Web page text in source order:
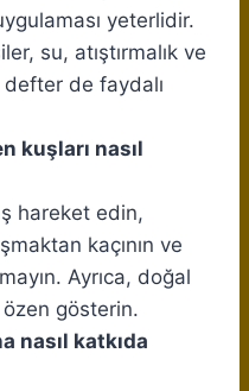
yeterlidir.
su, atıştırmalık ve
de faydalı
kuşları nasıl
hareket edin,
kaçının ve
Ayrıca, doğal
gösterin.
nasıl katkıda